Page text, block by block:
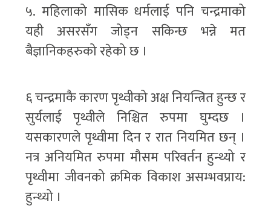
५. महिलाको मासिक धर्मलाई पनि चन्द्रमाको
यही असरसँग जोड्न सकिन्छ भन्ने मत
बैज्ञानिकहरुको रहेको छ ।
६ चन्द्रमाकै कारण पृथ्वीको अक्ष नियन्त्रित हुन्छ र
सुर्यलाई पृथ्वीले निश्चित रुपमा घुम्दछ ।
यसकारणले पृथ्वीमा दिन र रात नियमित छन् ।
नत्र अनियमित रुपमा मौसम परिवर्तन हुन्थ्यो र
पृथ्वीमा जीवनको क्रमिक विकाश असम्भवप्राय:
हुन्थ्यो ।